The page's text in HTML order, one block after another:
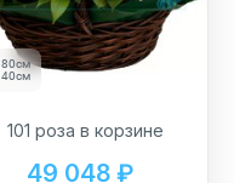
80см
40см
101 роза в корзине
49 048 ₽